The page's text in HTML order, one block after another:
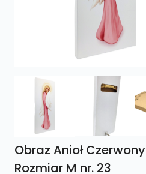
Obraz Anioł Czerwony
Rozmiar M nr. 23